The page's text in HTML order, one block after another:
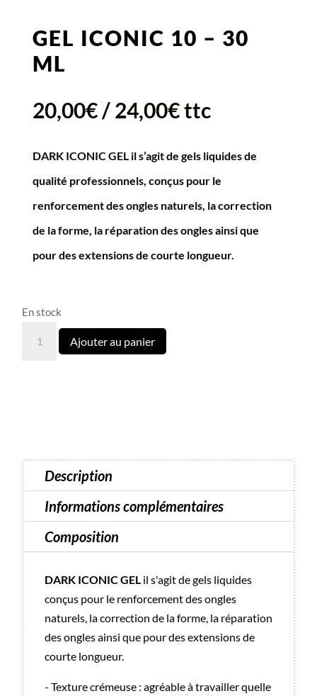
GEL ICONIC 10 – 30
ML
20,00€/24,00€ttc
DARK ICONIC GEL il s’agit de gels liquides de
qualité professionnels, conçus pour le
renforcement des ongles naturels, la correction
de la forme, la réparation des ongles ainsi que
pour des extensions de courte longueur.
En stock
quantité
ml
Ajouter au panier
Description
Informations complémentaires
Composition
DARK ICONIC GEL il s'agit de gels liquides
conçus pour le renforcement des ongles
naturels, la correction de la forme, la réparation
des ongles ainsi que pour des extensions de
courte longueur.
- Texture crémeuse : agréable à travailler quelle